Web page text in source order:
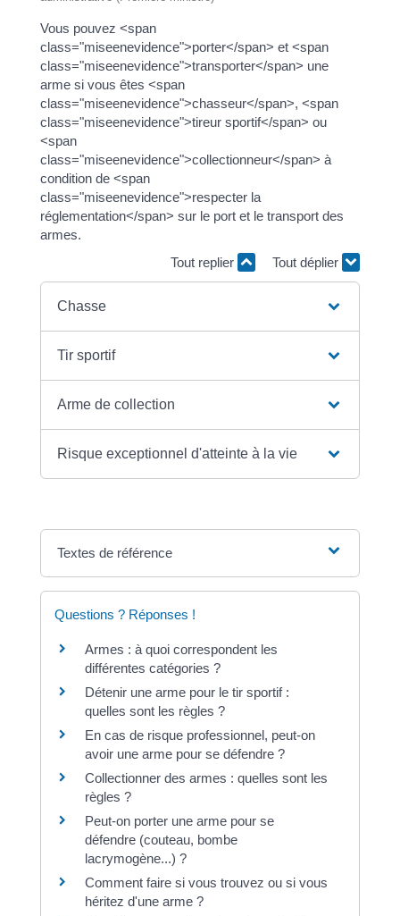
Vous pouvez <span
class="miseenevidence">porter</span> et <span
class="miseenevidence">transporter</span> une
arme si vous êtes <span
class="miseenevidence">chasseur</span>, <span
class="miseenevidence">tireur sportif</span> ou
<span
class="miseenevidence">collectionneur</span> à
condition de <span
class="miseenevidence">respecter la
réglementation</span> sur le port et le transport des
armes.
Tout replier
Tout déplier
Chasse
Tir sportif
Arme de collection
Risque exceptionnel d'atteinte à la vie
Textes de référence
Questions ? Réponses !
Armes : à quoi correspondent les
différentes catégories ?
Détenir une arme pour le tir sportif :
quelles sont les règles ?
En cas de risque professionnel, peut-on
avoir une arme pour se défendre ?
Collectionner des armes : quelles sont les
règles ?
Peut-on porter une arme pour se
défendre (couteau, bombe
lacrymogène...) ?
Comment faire si vous trouvez ou si vous
héritez d'une arme ?